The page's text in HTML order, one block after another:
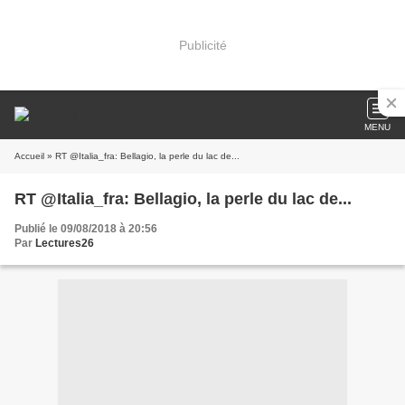
Publicité
MENU
Accueil » RT @Italia_fra: Bellagio, la perle du lac de...
RT @Italia_fra: Bellagio, la perle du lac de...
Publié le 09/08/2018 à 20:56
Par Lectures26